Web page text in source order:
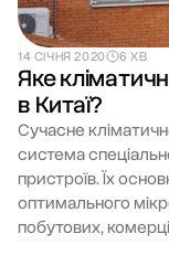
14 СІЧНЯ 2020 6 ХВ
Яке
в Китаї?
Сучасне
система
пристроїв. Їх
оптимального
побутових,